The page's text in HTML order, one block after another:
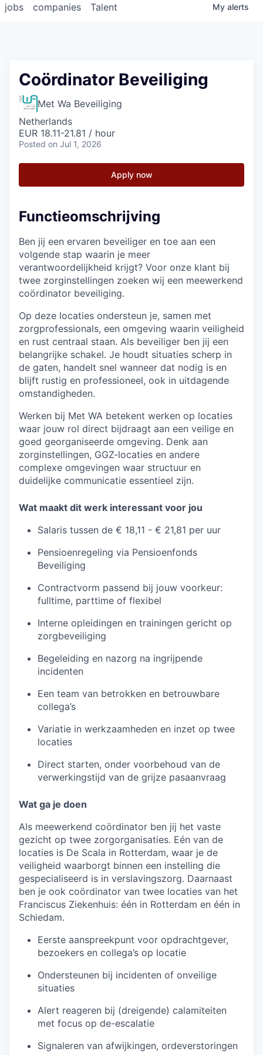
jobs companies Talent My alerts
Coördinator Beveiliging
Met Wa Beveiliging
Netherlands
EUR 18.11-21.81 / hour
Posted on Jul 1, 2026
Apply now
Functieomschrijving
Ben jij een ervaren beveiliger en toe aan een
volgende stap waarin je meer
verantwoordelijkheid krijgt? Voor onze klant bij
twee zorginstellingen zoeken wij een meewerkend
coördinator beveiliging.
Op deze locaties ondersteun je, samen met
zorgprofessionals, een omgeving waarin veiligheid
en rust centraal staan. Als beveiliger ben jij een
belangrijke schakel. Je houdt situaties scherp in
de gaten, handelt snel wanneer dat nodig is en
blijft rustig en professioneel, ook in uitdagende
omstandigheden.
Werken bij Met WA betekent werken op locaties
waar jouw rol direct bijdraagt aan een veilige en
goed georganiseerde omgeving. Denk aan
zorginstellingen, GGZ-locaties en andere
complexe omgevingen waar structuur en
duidelijke communicatie essentieel zijn.
Wat maakt dit werk interessant voor jou
Salaris tussen de € 18,11 - € 21,81 per uur
Pensioenregeling via Pensioenfonds
Beveiliging
Contractvorm passend bij jouw voorkeur:
fulltime, parttime of flexibel
Interne opleidingen en trainingen gericht op
zorgbeveiliging
Begeleiding en nazorg na ingrijpende
incidenten
Een team van betrokken en betrouwbare
collega’s
Variatie in werkzaamheden en inzet op twee
locaties
Direct starten, onder voorbehoud van de
verwerkingstijd van de grijze pasaanvraag
Wat ga je doen
Als meewerkend coördinator ben jij het vaste
gezicht op twee zorgorganisaties. Eén van de
locaties is De Scala in Rotterdam, waar je de
veiligheid waarborgt binnen een instelling die
gespecialiseerd is in verslavingszorg. Daarnaast
ben je ook coördinator van twee locaties van het
Franciscus Ziekenhuis: één in Rotterdam en één in
Schiedam.
Eerste aanspreekpunt voor opdrachtgever,
bezoekers en collega’s op locatie
Ondersteunen bij incidenten of onveilige
situaties
Alert reageren bij (dreigende) calamiteiten
met focus op de-escalatie
Signaleren van afwijkingen, ordeverstoringen